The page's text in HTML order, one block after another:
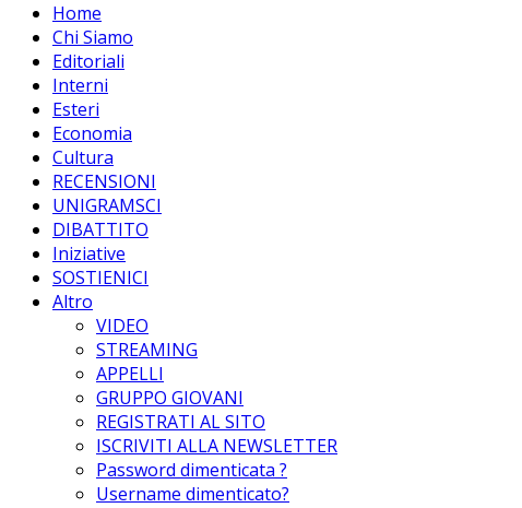
Home
Chi Siamo
Editoriali
Interni
Esteri
Economia
Cultura
RECENSIONI
UNIGRAMSCI
DIBATTITO
Iniziative
SOSTIENICI
Altro
VIDEO
STREAMING
APPELLI
GRUPPO GIOVANI
REGISTRATI AL SITO
ISCRIVITI ALLA NEWSLETTER
Password dimenticata ?
Username dimenticato?